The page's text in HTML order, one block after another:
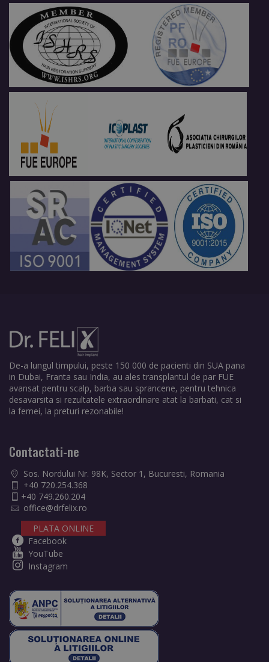
De-a lungul timpului, peste 150 000 de pacienti din SUA pana
in Dubai, Franta sau India, au ales transplantul de par FUE
avansat pentru scalp, barba sau sprancene, pentru tehnica
desavarsita si rezultatele extraordinare atat la barbati, cat si
la femei, la preturi rezonabile!
Contactati-ne
Sos. Nordului Nr. 98K, Sector 1, Bucuresti, Romania
+40 720.254.368
+40 749.260.204
office@drfelix.ro
PLATA ONLINE
Facebook
YouTube
Instagram